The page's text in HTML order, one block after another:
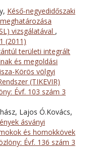
Késő-negyedidőszaki
vizsgálatával ,
(2011)
területi integrált
és megoldási
Körös völgyi
(TIKEVIR)
Évf. 103 szám 3
Lajos Ó.Kovács,
ásványi
és homokkövek
Évf. 136 szám 3